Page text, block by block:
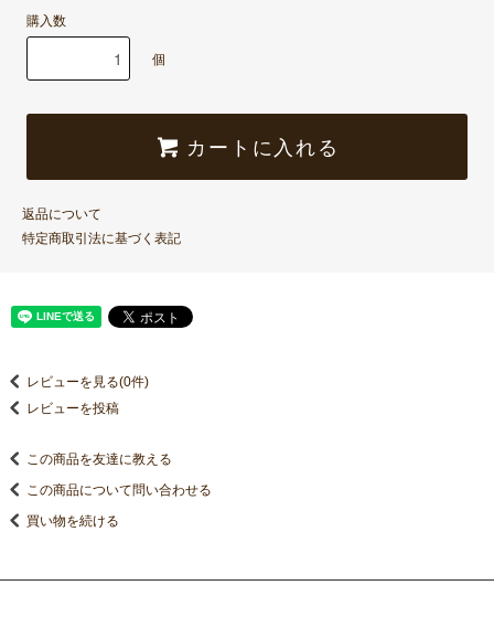
購入数
個
カートに入れる
返品について
特定商取引法に基づく表記
レビューを見る(0件)
レビューを投稿
この商品を友達に教える
この商品について問い合わせる
買い物を続ける